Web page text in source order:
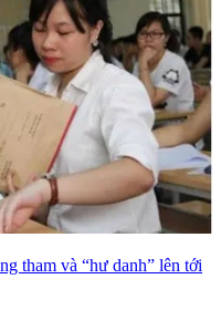
tham và “hư danh” lên tới